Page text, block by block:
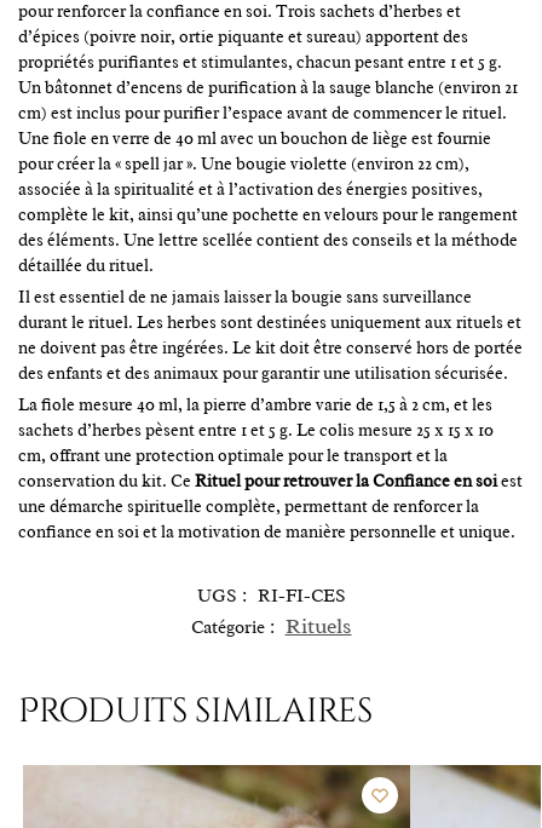
pour renforcer la confiance en soi. Trois sachets d’herbes et
d’épices (poivre noir, ortie piquante et sureau) apportent des
propriétés purifiantes et stimulantes, chacun pesant entre 1 et 5 g.
Un bâtonnet d’encens de purification à la sauge blanche (environ 21
cm) est inclus pour purifier l’espace avant de commencer le rituel.
Une fiole en verre de 40 ml avec un bouchon de liège est fournie
pour créer la « spell jar ». Une bougie violette (environ 22 cm),
associée à la spiritualité et à l’activation des énergies positives,
complète le kit, ainsi qu’une pochette en velours pour le rangement
des éléments. Une lettre scellée contient des conseils et la méthode
détaillée du rituel.
Il est essentiel de ne jamais laisser la bougie sans surveillance
durant le rituel. Les herbes sont destinées uniquement aux rituels et
ne doivent pas être ingérées. Le kit doit être conservé hors de portée
des enfants et des animaux pour garantir une utilisation sécurisée.
La fiole mesure 40 ml, la pierre d’ambre varie de 1,5 à 2 cm, et les
sachets d’herbes pèsent entre 1 et 5 g. Le colis mesure 25 x 15 x 10
cm, offrant une protection optimale pour le transport et la
conservation du kit. Ce Rituel pour retrouver la Confiance en soiest
une démarche spirituelle complète, permettant de renforcer la
confiance en soi et la motivation de manière personnelle et unique.
UGS : RI-FI-CES
Catégorie : Rituels
Produits similaires